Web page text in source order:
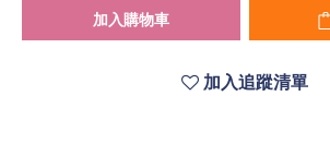
加入購物車
加入追蹤清單